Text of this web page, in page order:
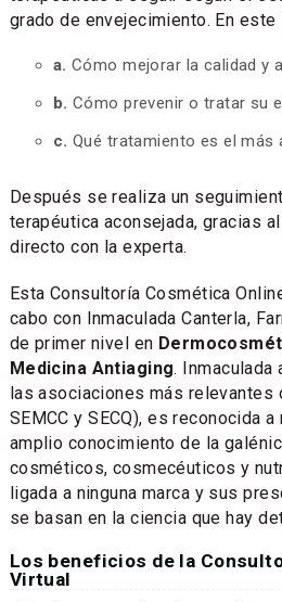
grado de envejecimiento. En
a. Cómo mejorar la calidad y
b. Cómo prevenir o tratar su
c. Qué tratamiento es el más
Después se realiza un
terapéutica aconsejada, gracias
directo con la experta.
Esta Consultoría Cosmética
cabo con Inmaculada Canterla,
de primer nivel en
Medicina Antiaging. Inmaculada
las asociaciones más relevantes
SEMCC y SECQ), es reconocida
amplio conocimiento de la
cosméticos, cosmecéuticos y
ligada a ninguna marca y sus
se basan en la ciencia que hay
Los beneficios de la
Virtual